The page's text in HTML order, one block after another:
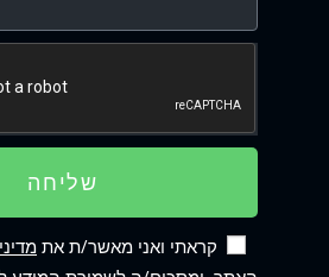
שליחה
קראתי ואני מאשר/ת את